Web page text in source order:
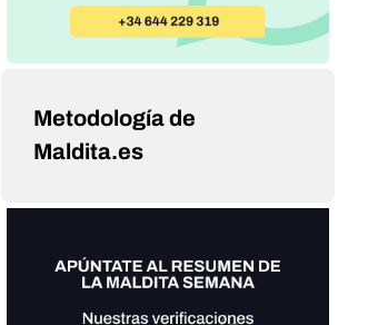
Metodología de
Maldita.es